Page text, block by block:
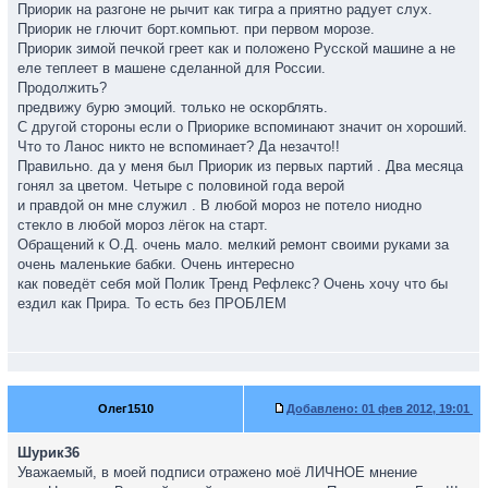
прадвинутые хором — дай Колян им под сраку! Ладно, видет
бог я нехотел! Втыкаю третью и гашетку в пол по самые
помидоры! Тачила вздрогнула вся, ревёт ВО ДУМАЮ МОЩА!
Потом хлопок такой сильный. Ну ВСЁ! Звуковой борьер
пройден! Следом еще один громкий БЗДЫНЬ! Звон как
подшибники в кафемолке перималывает и дым изпод капота.
Только успел засечь Калдина ГТ на заднице. Ништяк погоняли!
Открываю капот вроде бес пожара. Машина ни гу-гу. Печку ни
включить. Тишина. Стоим — с лева поле, с права поле, до
диревни 20 верст, на улице -35 и до нового года полчаса. КРА-
СО-ТА! Звоню дружбанам, батяну, ментам, МЧС, в скорую, и
ГорГАЗ – хрена! У всех уже Новый Год! Вспомнил што на мне
только куртка и рубашка с бабочкой. На ногах туфли-лодочки.
Хоть в бабские вечерние платья утепляйся. Я же всех
поздравлять нарядился, как канфирансье мля! На себя
Томкину шубу напялил, на ноги сапоги брательника 44 размера
выращивают што-ли. Час уже прошол. На дароге ни души! Ну
думаю вотон я – последний трезвый герой! Щас покурю,
запалю Приору, пагреемся напаследок и в диревню идем
здаваться. Курю и вижу трактор бодро так зигзагами по полю
Приорик на разгоне не рычит как тигра а приятно радует слух.
Приорик не глючит борт.компьют. при первом морозе.
Приорик зимой печкой греет как и положено Русской машине а не
еле теплеет в машене сделанной для России.
Продолжить?
предвижу бурю эмоций. только не оскорблять.
С другой стороны если о Приорике вспоминают значит он хороший.
Что то Ланос никто не вспоминает? Да незачто!!
Правильно. да у меня был Приорик из первых партий . Два месяца
гонял за цветом. Четыре с половиной года верой
и правдой он мне служил . В любой мороз не потело ниодно
стекло в любой мороз лёгок на старт.
Обращений к О.Д. очень мало. мелкий ремонт своими руками за
очень маленькие бабки. Очень интересно
как поведёт себя мой Полик Тренд Рефлекс? Очень хочу что бы
ездил как Прира. То есть без ПРОБЛЕМ
Олег1510 Добавлено: 01 фев 2012, 19:01
Шурик36
Уважаемый, в моей подписи отражено моё ЛИЧНОЕ мнение